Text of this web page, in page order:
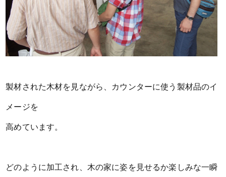
製材された木材を見ながら、カウンターに使う製材品のイ
メージを
高めています。
どのように加工され、木の家に姿を見せるか楽しみな一瞬